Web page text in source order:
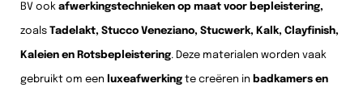
BV ook afwerkingstechnieken op maat voor bepleistering,
zoals Tadelakt, Stucco Veneziano, Stucwerk, Kalk, Clayfinish,
Kaleien en Rotsbepleistering. Deze materialen worden vaak
gebruikt om een luxeafwerking te creëren in badkamers en